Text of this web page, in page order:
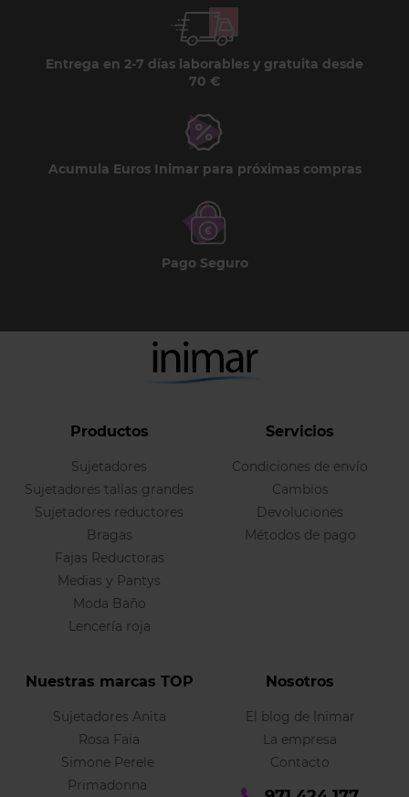
Entrega en 2-7 días laborables y gratuita desde
70 €
Acumula Euros Inimar para próximas compras
Pago Seguro
Productos
Sujetadores
Sujetadores tallas grandes
Sujetadores reductores
Bragas
Fajas Reductoras
Medias y Pantys
Moda Baño
Lencería roja
Servicios
Condiciones de envío
Cambios
Devoluciones
Métodos de pago
Nuestras marcas TOP
Sujetadores Anita
Rosa Faia
Simone Perele
Primadonna
Nosotros
El blog de Inimar
La empresa
Contacto